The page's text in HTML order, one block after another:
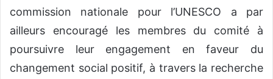
commission nationale pour l’UNESCO a par
ailleurs encouragé les membres du comité à
poursuivre leur engagement en faveur du
changement social positif, à travers la recherche